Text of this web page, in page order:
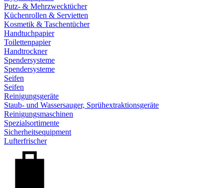
Putz- & Mehrzwecktücher
Küchenrollen & Servietten
Kosmetik & Taschentücher
Handtuchpapier
Toilettenpapier
Handtrockner
Spendersysteme
Spendersysteme
Seifen
Seifen
Reinigungsgeräte
Staub- und Wassersauger, Sprühextraktionsgeräte
Reinigungsmaschinen
Spezialsortimente
Sicherheitsequipment
Lufterfrischer